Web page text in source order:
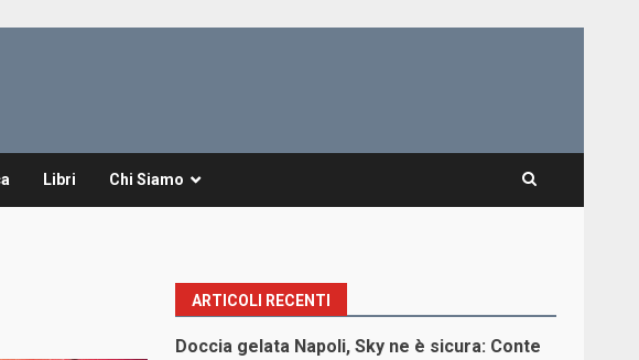
Libri Chi Siamo
ARTICOLI RECENTI
Doccia gelata Napoli, Sky ne è sicura: Conte